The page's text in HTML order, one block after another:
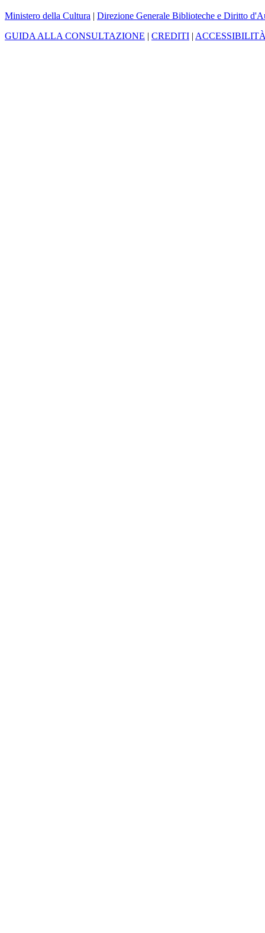
Ministero della Cultura | Direzione Generale Biblioteche e Diritto
GUIDA ALLA CONSULTAZIONE | CREDITI |